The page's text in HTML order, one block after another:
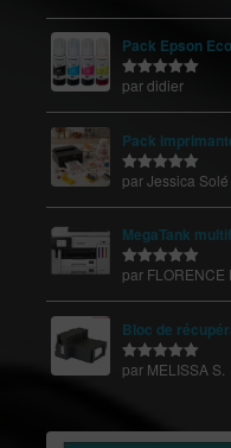
Pack Epson
Note 5sur
par didier
Pack
Note5sur
par Jessica Solé
MegaTank
Note
sur
par FLORENCE
Bloc de
Note 5sur
par MELISSA S.